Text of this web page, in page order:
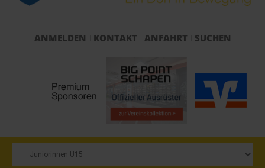
ANMELDEN KONTAKT ANFAHRT SUCHEN
Start